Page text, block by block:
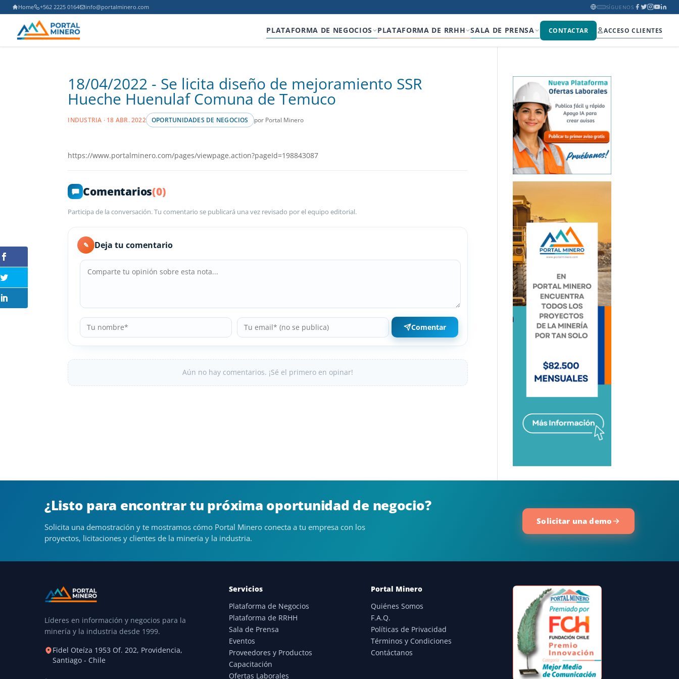
Home +562 2225 0164 info@portalminero.com SÍGUENOS
PLATAFORMA DE NEGOCIOS PLATAFORMA DE RRHH SALA DE PRENSA CONTACTAR ACCESO CLIENTES
18/04/2022 - Se licita diseño de mejoramiento SSR
Hueche Huenulaf Comuna de Temuco
INDUSTRIA · 18 ABR. 2022 OPORTUNIDADES DE NEGOCIOS por Portal Minero
https://www.portalminero.com/pages/viewpage.action?pageId=198843087
Comentarios(0)
Participa de la conversación. Tu comentario se publicará una vez revisado por el equipo editorial.
✎ Deja tu comentario
Comentar
Aún no hay comentarios. ¡Sé el primero en opinar!
¿Listo para encontrar tu próxima oportunidad de negocio?
Solicita una demostración y te mostramos cómo Portal Minero conecta a tu empresa con los
proyectos, licitaciones y clientes de la minería y la industria.
Solicitar una demo
Líderes en información y negocios para la
minería y la industria desde 1999.
Fidel Oteíza 1953 Of. 202, Providencia,
Santiago - Chile
Servicios
Plataforma de Negocios
Plataforma de RRHH
Sala de Prensa
Eventos
Proveedores y Productos
Capacitación
Ofertas Laborales
Portal Minero
Quiénes Somos
F.A.Q.
Políticas de Privacidad
Términos y Condiciones
Contáctanos